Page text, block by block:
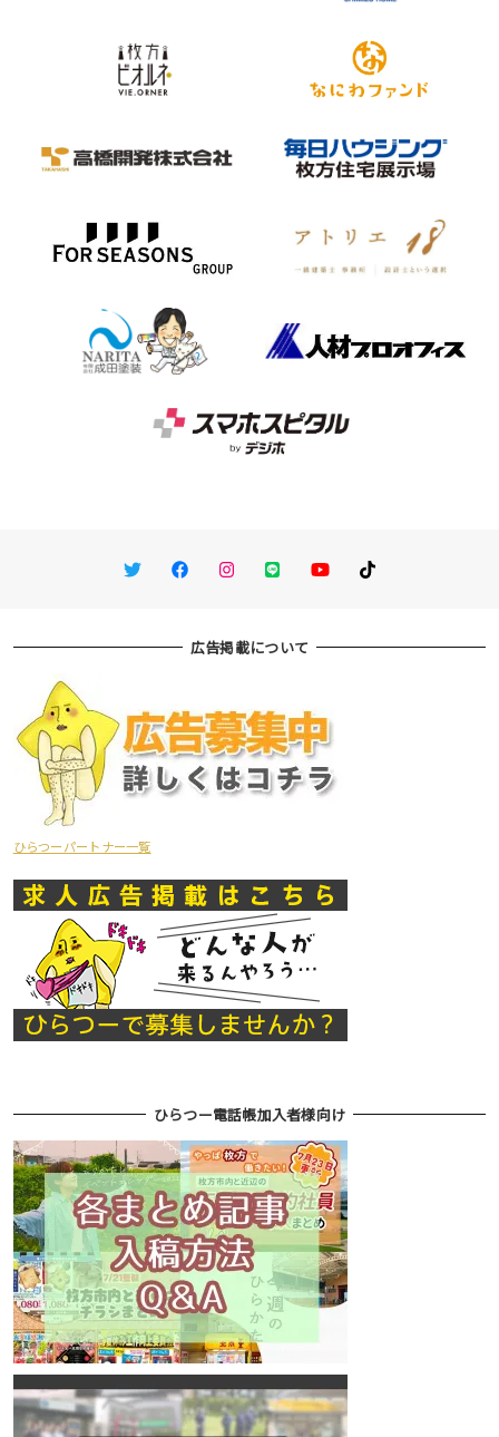
TwitterFacebookInstagram
LINE You TubeTikTok
広告掲載について
ひらつーパートナー一覧
ひらつー電話帳加入者様向け